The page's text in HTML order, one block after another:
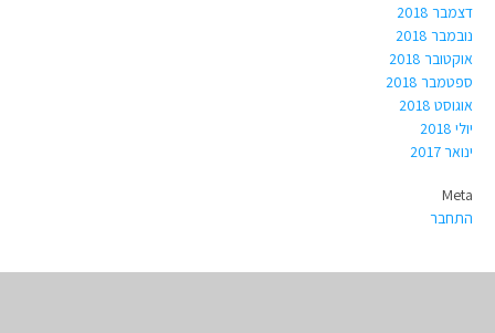
דצמבר 2018
נובמבר 2018
אוקטובר 2018
ספטמבר 2018
אוגוסט 2018
יולי 2018
ינואר 2017
Meta
התחבר